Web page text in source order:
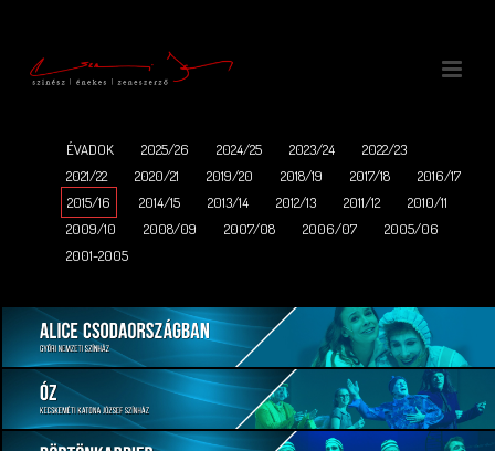
ÉVADOK 2025/26 2024/25 2023/24
2022/23
2021/22
2020/21 2019/20 2018/19 2017/18
2016/17
2015/16
2014/15 2013/14 2012/13 2011/12
2010/11
2009/10
2008/09 2007/08 2006/07
2005/06
2001-2005